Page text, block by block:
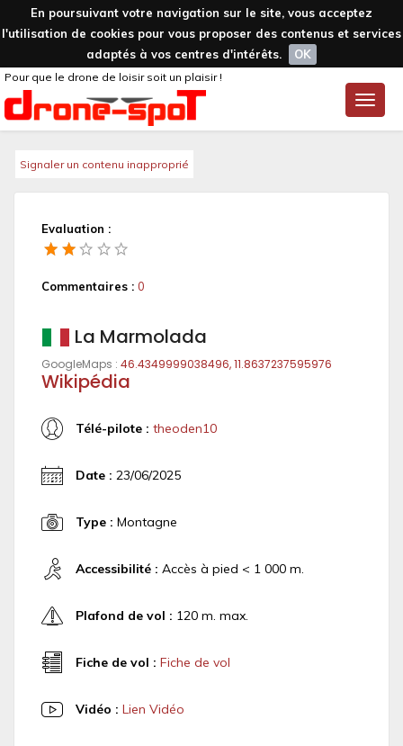
En poursuivant votre navigation sur le site, vous acceptez
l'utilisation de cookies pour vous proposer des contenus et services
adaptés à vos centres d'intérêts.
OK
Toggle
Pour que le drone de loisir soit un plaisir !
Signaler un contenu inapproprié
Evaluation :
Commentaires : 0
La Marmolada
GoogleMaps : 46.4349999038496, 11.8637237595976
Wikipédia
Télé-pilote : theoden10
Date : 23/06/2025
Type : Montagne
Accessibilité : Accès à pied < 1 000 m.
Plafond de vol : 120 m. max.
Fiche de vol : Fiche de vol
Vidéo : Lien Vidéo